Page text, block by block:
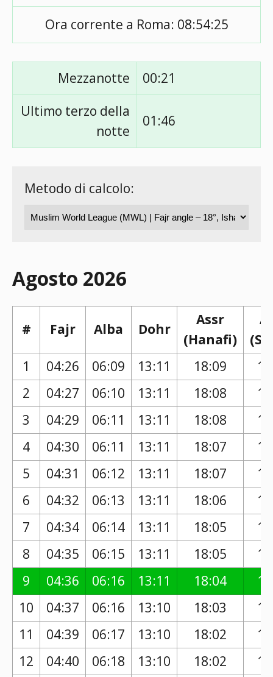
Ora corrente a Roma: 08:54:25
Mezzanotte
00:21
Ultimo terzo della
notte
01:46
Metodo di calcolo:
Agosto 2026
# Fajr Alba Dohr
Assr
(Hanafi)
1
04:26 06:09 13:11 18:09
2
04:27 06:10 13:11 18:08
3
04:29 06:11 13:11 18:08
4
04:30 06:11 13:11 18:07
5
04:31 06:12 13:11 18:07
6
04:32 06:13 13:11 18:06
7
04:34 06:14 13:11 18:05
8
04:35 06:15 13:11 18:05
9
04:36 06:16 13:11 18:04
10
04:37 06:16 13:10 18:03
11
04:39 06:17 13:10 18:02
12
04:40 06:18 13:10 18:02